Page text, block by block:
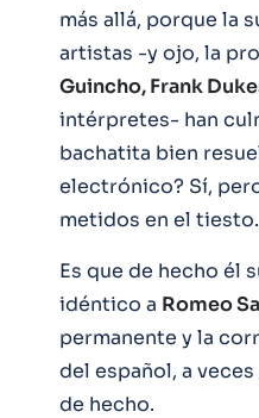
más allá, porque la
artistas -y ojo, la
Guincho, Frank
intérpretes- han
bachatita bien
electrónico? Sí,
metidos en el tiesto.
Es que de hecho él
idéntico a Romeo
permanente y la
del español, a
de hecho.